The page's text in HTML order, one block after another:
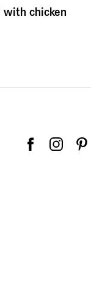
with chicken